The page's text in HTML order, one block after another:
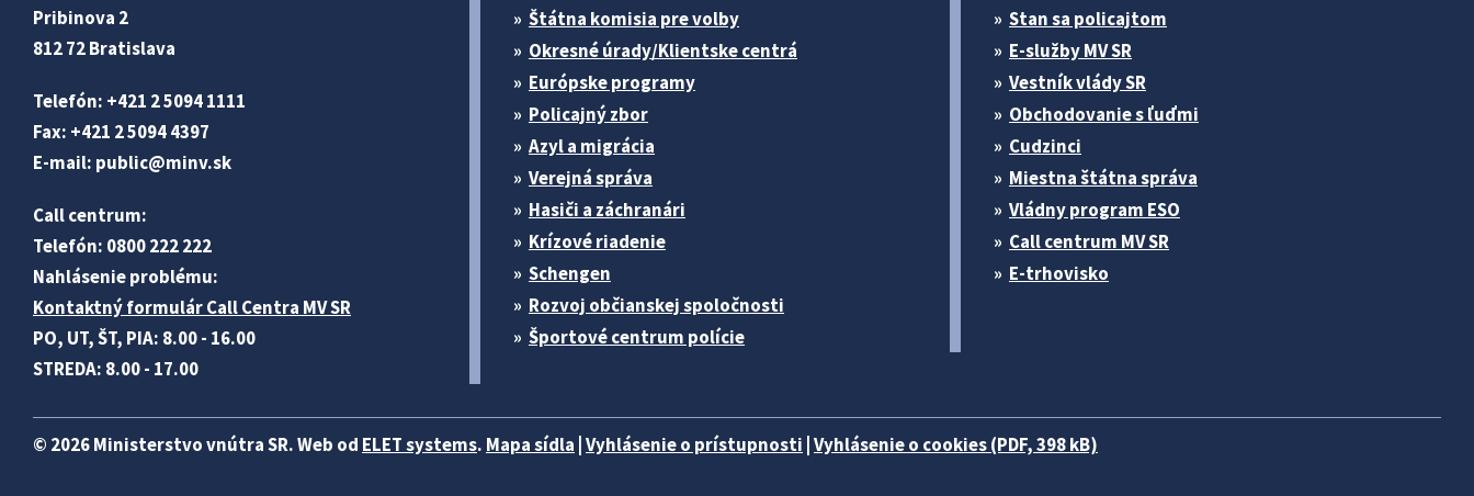
Pribinova 2
812 72 Bratislava
Telefón: +421 2 5094 1111
Fax: +421 2 5094 4397
E-mail: public@minv.sk
Call centrum:
Telefón: 0800 222 222
Nahlásenie problému:
Kontaktný formulár Call Centra MV SR
PO, UT, ŠT, PIA: 8.00 - 16.00
STREDA: 8.00 - 17.00
Štátna komisia pre volby
Okresné úrady/Klientske centrá
Európske programy
Policajný zbor
Azyl a migrácia
Verejná správa
Hasiči a záchranári
Krízové riadenie
Schengen
Rozvoj občianskej spoločnosti
Športové centrum polície
Stan sa policajtom
E-služby MV SR
Vestník vlády SR
Obchodovanie s ľuďmi
Cudzinci
Miestna štátna správa
Vládny program ESO
Call centrum MV SR
E-trhovisko
© 2026 Ministerstvo vnútra SR. Web od ELET systems. Mapa sídla Vyhlásenie o prístupnosti Vyhlásenie o cookies (PDF, 398 kB)